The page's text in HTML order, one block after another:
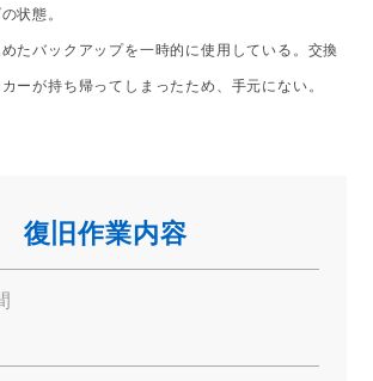
状態。
たバックアップを一時的に使用している。交換
ーが持ち帰ってしまったため、手元にない。
復旧作業内容